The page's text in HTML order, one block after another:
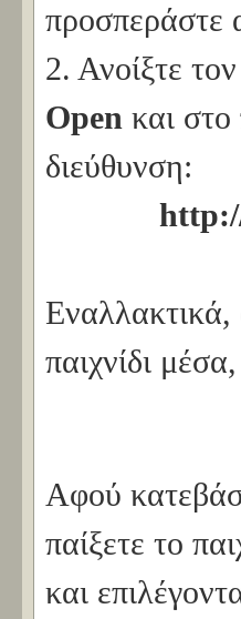
προσπεράστε
2. Ανοίξτε τον
Open και
διεύθυνση:
Εναλλακτικά,
παιχνίδι
Αφού
παίξετε το
και